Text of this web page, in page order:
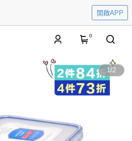
開啟APP
0
1/2